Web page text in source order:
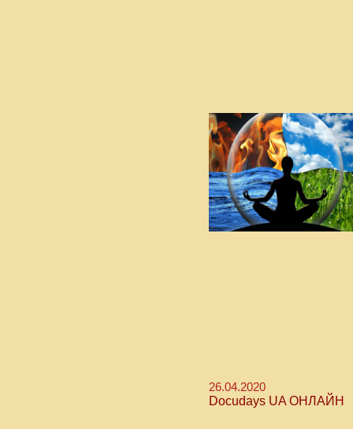
26.04.2020
Docudays UA ОНЛАЙН